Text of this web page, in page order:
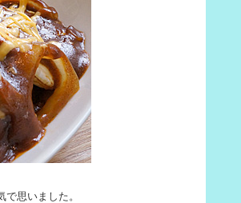
思いました。